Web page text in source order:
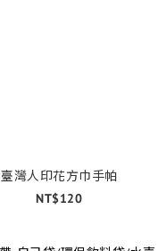
臺灣人印花方巾手帕
NT$120